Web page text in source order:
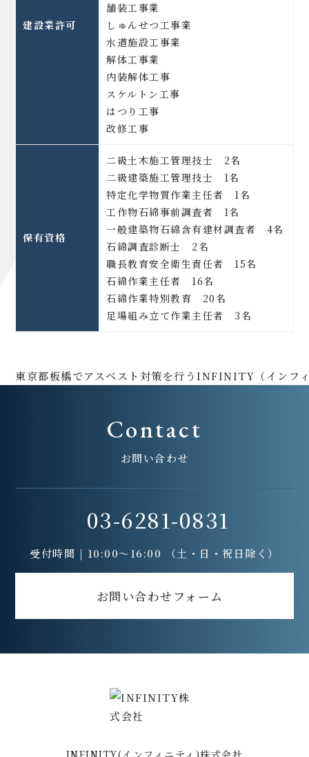
建設業許可
舗装工事業
しゅんせつ工事業
水道施設工事業
解体工事業
内装解体工事
スケルトン工事
はつり工事
改修工事
保有資格
二級土木施工管理技士 2名
二級建築施工管理技士 1名
特定化学物質作業主任者 1名
工作物石綿事前調査者 1名
一般建築物石綿含有建材調査者 4名
石綿調査診断士 2名
職長教育安全衛生責任者 15名
石綿作業主任者 16名
石綿作業特別教育 20名
足場組み立て作業主任者 3名
東京都板橋でアスベスト対策を行うINFINITY（インフ
Contact
お問い合わせ
03-6281-0831
受付時間 | 10:00〜16:00 （土・日・祝日除く）
お問い合わせフォーム
INFINITY(インフィニティ)株式会社